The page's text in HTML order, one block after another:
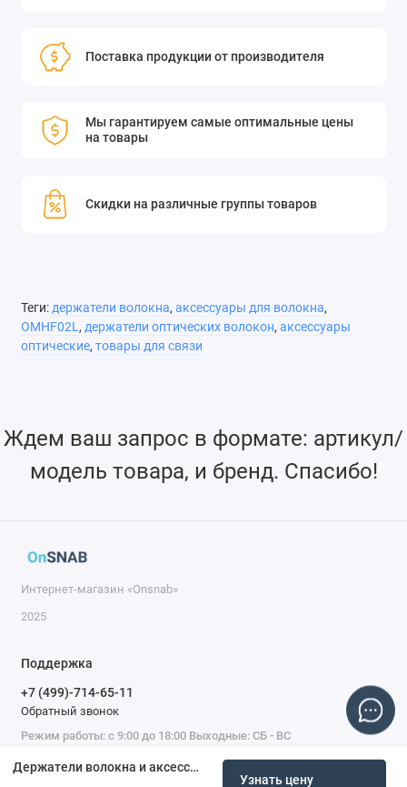
Держатели волокна и аксессуары OMHF02L
Узнать цену
осуществляется с помощью небольшого ротационного
Поставка продукции от производителя
Мы гарантируем самые оптимальные цены
на товары
Скидки на различные группы товаров
Теги:держатели волокна, аксессуары для волокна,
OMHF02L, держатели оптических волокон, аксессуары
оптические, товары для связи
Ждем ваш запрос в формате: артикул/
модель товара, и бренд. Спасибо!
Интернет-магазин «Onsnab»
2025
Поддержка
+7 (499)-714-65-11
Обратный звонок
Режим работы: с 9:00 до 18:00 Выходные: СБ - ВС